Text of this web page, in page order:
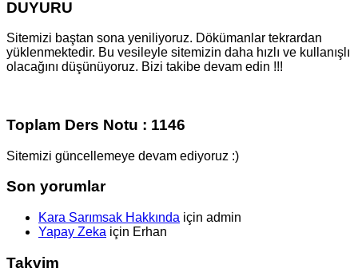
DUYURU
Sitemizi baştan sona yeniliyoruz. Dökümanlar tekrardan
yüklenmektedir. Bu vesileyle sitemizin daha hızlı ve kullanışlı
olacağını düşünüyoruz. Bizi takibe devam edin !!!
Toplam Ders Notu : 1146
Sitemizi güncellemeye devam ediyoruz :)
Son yorumlar
Kara Sarımsak Hakkında için admin
Yapay Zeka için Erhan
Takvim